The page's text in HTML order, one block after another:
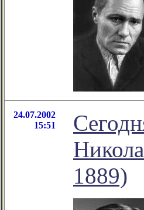
24.07.2002
15:51
1889)